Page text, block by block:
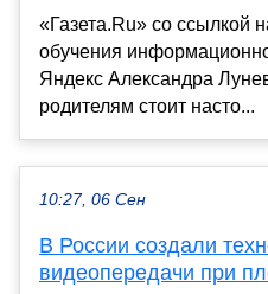
«Газета.Ru» со ссылкой
обучения
Яндекс Александра
родителям стоит насто...
10:27, 06 Сен
В России создали
видеопередачи при